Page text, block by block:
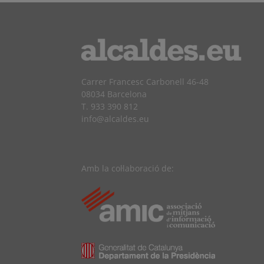
Carrer Francesc Carbonell 46-48
08034 Barcelona
T. 933 390 812
info@alcaldes.eu
Amb la col·laboració de: